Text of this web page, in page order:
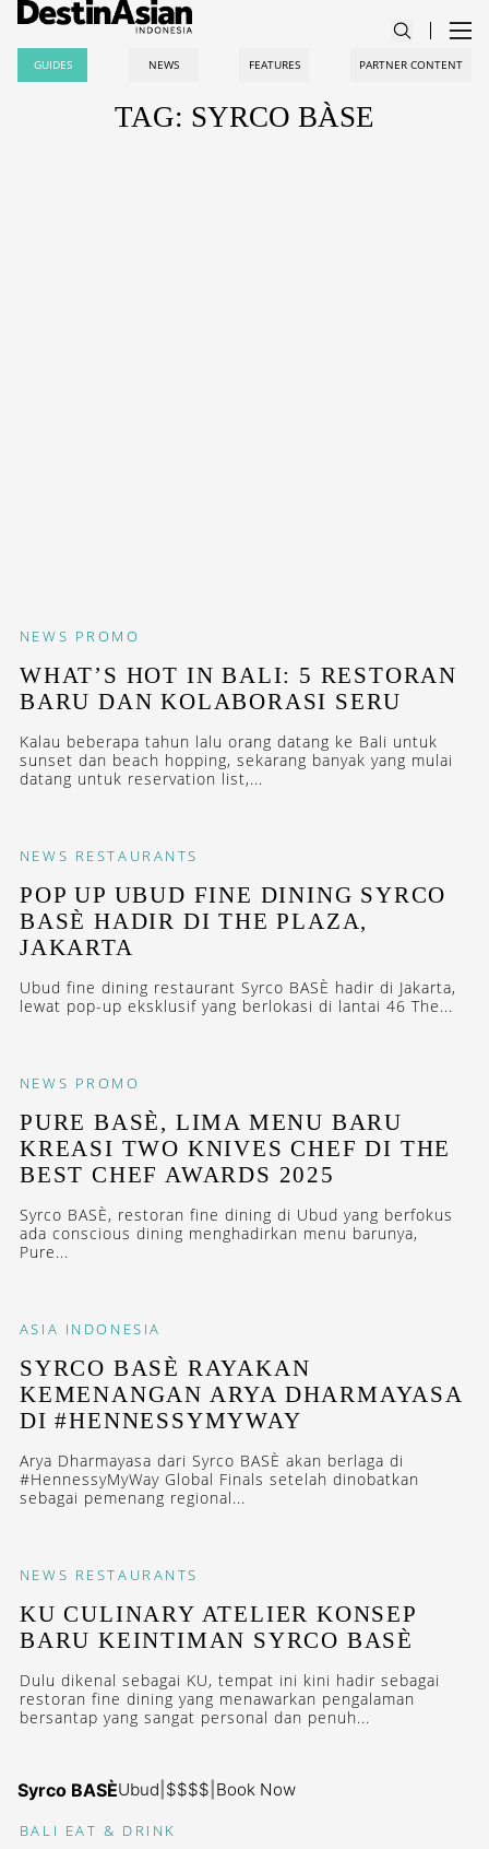
GUIDES NEWS FEATURES PARTNER CONTENT
TAG: SYRCO BÀSE
NEWS PROMO
WHAT’S HOT IN BALI: 5 RESTORAN
BARU DAN KOLABORASI SERU
Kalau beberapa tahun lalu orang datang ke Bali untuk
sunset dan beach hopping, sekarang banyak yang mulai
datang untuk reservation list,...
NEWS RESTAURANTS
POP UP UBUD FINE DINING SYRCO
BASÈ HADIR DI THE PLAZA,
JAKARTA
Ubud fine dining restaurant Syrco BASÈ hadir di Jakarta,
lewat pop-up eksklusif yang berlokasi di lantai 46 The...
NEWS PROMO
PURE BASÈ, LIMA MENU BARU
KREASI TWO KNIVES CHEF DI THE
BEST CHEF AWARDS 2025
Syrco BASÈ, restoran fine dining di Ubud yang berfokus
ada conscious dining menghadirkan menu barunya,
Pure...
ASIA INDONESIA
SYRCO BASÈ RAYAKAN
KEMENANGAN ARYA DHARMAYASA
DI #HENNESSYMYWAY
Arya Dharmayasa dari Syrco BASÈ akan berlaga di
#HennessyMyWay Global Finals setelah dinobatkan
sebagai pemenang regional...
NEWS RESTAURANTS
KU CULINARY ATELIER KONSEP
BARU KEINTIMAN SYRCO BASÈ
Dulu dikenal sebagai KU, tempat ini kini hadir sebagai
restoran fine dining yang menawarkan pengalaman
bersantap yang sangat personal dan penuh...
Syrco BASÈUbud $$$$ Book Now
BALI EAT & DRINK